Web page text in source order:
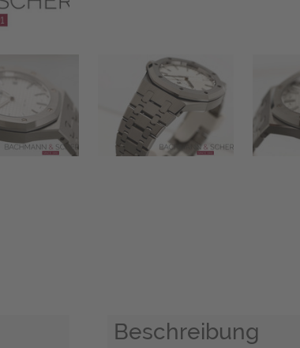
Beschreibung